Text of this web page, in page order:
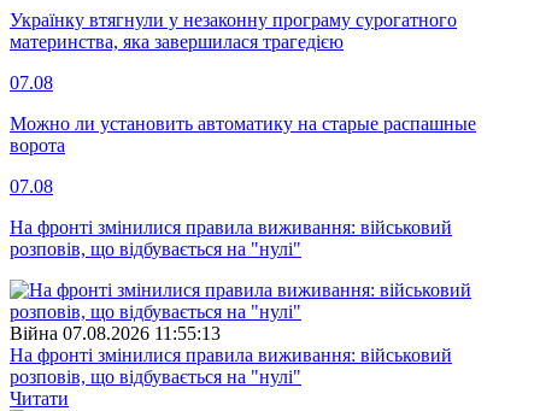
Українку втягнули у незаконну програму сурогатного
материнства, яка завершилася трагедією
07.08
Можно ли установить автоматику на старые распашные
ворота
07.08
На фронті змінилися правила виживання: військовий
розповів, що відбувається на "нулі"
Війна 07.08.2026 11:55:13
На фронті змінилися правила виживання: військовий
розповів, що відбувається на "нулі"
Читати